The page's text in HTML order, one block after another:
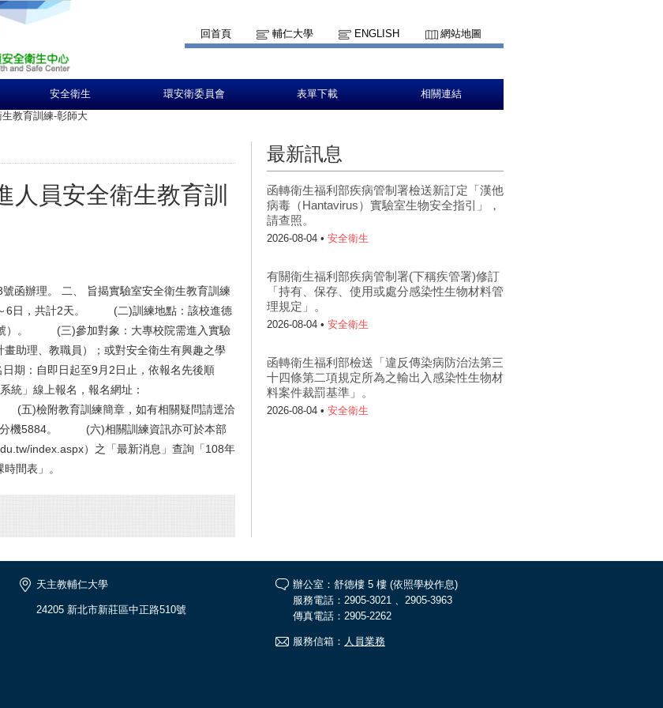
回首頁 輔仁大學 ENGLISH 網站地圖
安全衛生 環安衛委員會 表單下載 相關連結
教育訓練-彰師大
人員安全衛生教育訓
函辦理。 二、 旨揭實驗室安全衛生教育訓練
日，共計2天。 (二)訓練地點：該校進德
號）。 (三)參加對象：大專校院需進入實驗
畫助理、教職員）；或對安全衛生有興趣之學
自即日起至9月2日止，依報名先後順
」線上報名，報名網址：
)檢附教育訓練簡章，如有相關疑問請逕洽
分機5884。 (六)相關訓練資訊亦可於本部
index.aspx）之「最新消息」查詢「108年
間表」。
最新訊息
函轉衛生福利部疾病管制署檢送新訂定「漢他
病毒（Hantavirus）實驗室生物安全指引」，
請查照。
2026-08-04 • 安全衛生
有關衛生福利部疾病管制署(下稱疾管署)修訂
「持有、保存、使用或處分感染性生物材料管
理規定」。
2026-08-04 • 安全衛生
函轉衛生福利部檢送「違反傳染病防治法第三
十四條第二項規定所為之輸出入感染性生物材
料案件裁罰基準」。
2026-08-04 • 安全衛生
天主教輔仁大學
24205 新北市新莊區中正路510號
辦公室：舒德樓 5 樓 (依照學校作息)
服務電話：2905-3021 、2905-3963
傳真電話：2905-2262
服務信箱： 人員業務